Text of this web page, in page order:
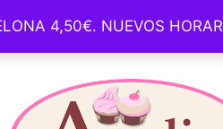
4,50€. NUEVOS
whatsapp: +34 93 1650 254 –